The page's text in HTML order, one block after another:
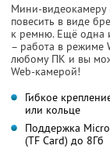
Мини-видеокамеру
повесить в виде
к ремню. Ещё одна
– работа в режиме
любому ПК и вы
Web-камерой!
Гибкое
или кольце
Поддержка Micro
(TF Card) до 8Гб